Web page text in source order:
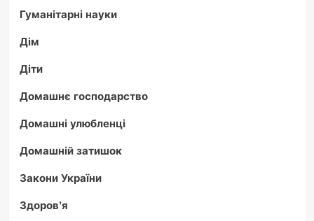
Гуманітарні науки
Дім
Діти
Домашнє господарство
Домашні улюбленці
Домашній затишок
Закони України
Здоров'я